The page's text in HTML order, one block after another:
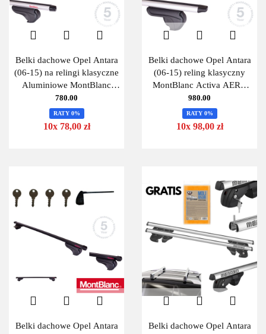
Belki dachowe Opel Antara
(06-15) na relingi klasyczne
Aluminiowe MontBlanc
Activa Alu 125
780.00
RATY 0%
10x 78,00 zł
Belki dachowe Opel Antara
(06-15) reling klasyczny
MontBlanc Activa AERO
125
980.00
RATY 0%
10x 98,00 zł
Belki dachowe Opel Antara
Belki dachowe Opel Antara